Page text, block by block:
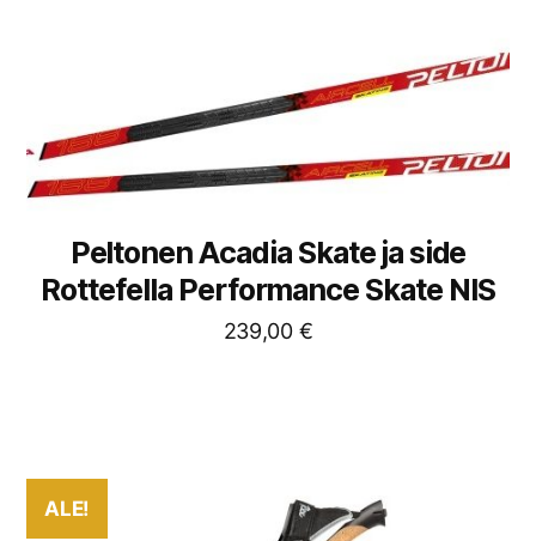
Peltonen Acadia Skate ja side
Rottefella Performance Skate NIS
239,00 €
ALE!